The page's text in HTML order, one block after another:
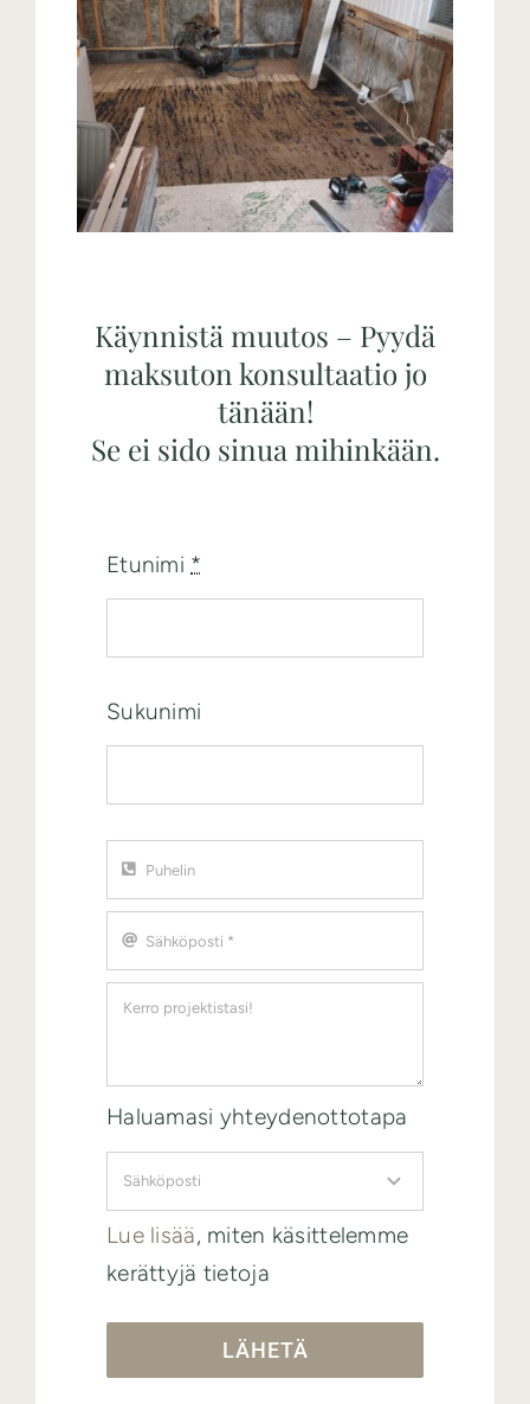
Käynnistä muutos – Pyydä
maksuton konsultaatio jo
tänään!
Se ei sido sinua mihinkään.
Etunimi *
Sukunimi
Haluamasi yhteydenottotapa
Lue lisää, miten käsittelemme
kerättyjä tietoja
LÄHETÄ